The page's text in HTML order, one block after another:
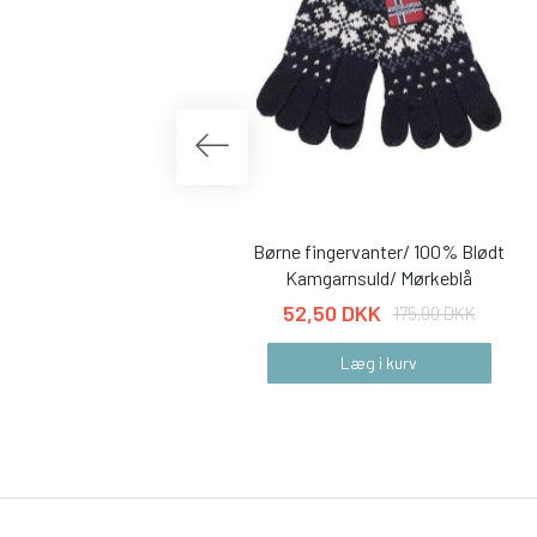
Børne fingervanter/ 100% Blødt
Kamgarnsuld/ Mørkeblå
52,50 DKK 175,00 DKK
Læg i kurv